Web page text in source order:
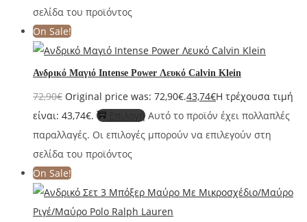
σελίδα του προϊόντος
On Sale!
Ανδρικό Μαγιό Intense Power Λευκό Calvin Klein
72,90€ Original price was: 72,90€.43,74€Η τρέχουσα τιμή
είναι: 43,74€.
Επιλογή Αυτό το προϊόν έχει πολλαπλές
παραλλαγές. Οι επιλογές μπορούν να επιλεγούν στη
σελίδα του προϊόντος
On Sale!